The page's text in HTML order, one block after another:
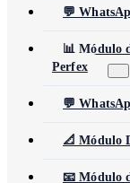
💬
📊 Módulo
Perfex
💬
📐 Módulo
📧 Módulo